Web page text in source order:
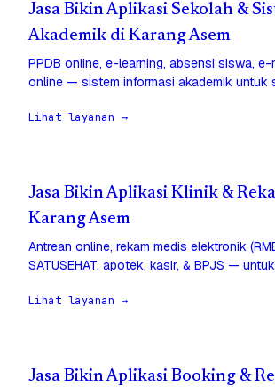
Jasa Bikin Aplikasi Sekolah &
Akademik di Karang Asem
PPDB online, e-learning, absensi siswa, e-
online — sistem informasi akademik untuk
Lihat layanan →
Jasa Bikin Aplikasi Klinik &
Karang Asem
Antrean online, rekam medis elektronik
SATUSEHAT, apotek, kasir, & BPJS —
Lihat layanan →
Jasa Bikin Aplikasi Booking &